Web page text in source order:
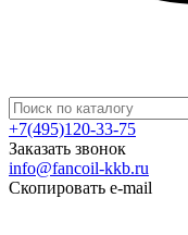
+7(495)120-33-75
Заказать звонок
info@fancoil-kkb.ru
Скопировать e-mail